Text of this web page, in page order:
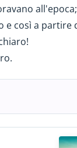
così a partire